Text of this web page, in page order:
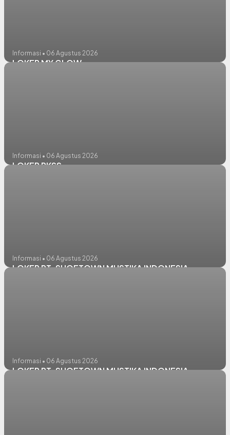
Informasi • 06 Agustus 2026
LOKER MY GLOW
Informasi • 06 Agustus 2026
LOKER PKSS
Informasi • 06 Agustus 2026
LOKER PT. SHOETOWN MUSTIKA INDONESIA
Informasi • 06 Agustus 2026
LOKER PT. SHOETOWN MUSTIKA INDONESIA